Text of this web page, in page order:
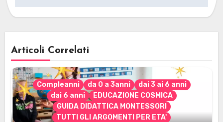
Articoli Correlati
Compleanni da 0 a 3anni
dai 3 ai 6 anni
dai 6 anni
EDUCAZIONE COSMICA
GUIDA DIDATTICA MONTESSORI
TUTTI GLI ARGOMENTI PER ETA'